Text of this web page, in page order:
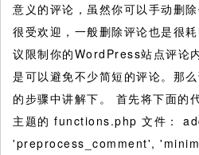
意义的评论，虽然你可以手动删
很受欢迎，一般删除评论也是很耗
议限制你的WordPress站点评论
是可以避免不少简短的评论。那
的步骤中讲解下。 首先将下面的
主题的 functions.php 文件：
'preprocess_comment',